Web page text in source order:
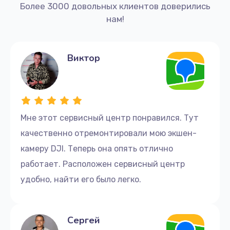
Более 3000 довольных клиентов доверились
нам!
Мне этот сервисный центр понравился. Тут
качественно отремонтировали мою экшен-
камеру DJI. Теперь она опять отлично
работает. Расположен сервисный центр
удобно, найти его было легко.
Виктор
Сергей